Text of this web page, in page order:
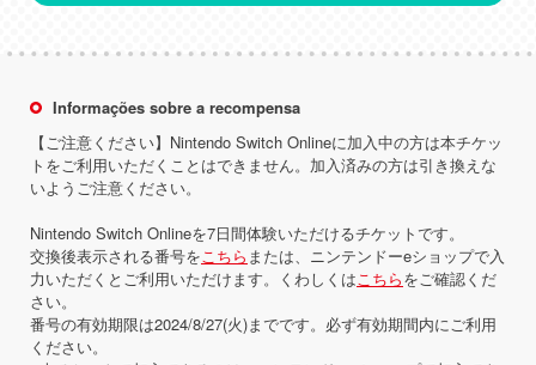
Informações sobre a recompensa
【ご注意ください】Nintendo Switch Onlineに加入中の方は本チケッ
トをご利用いただくことはできません。加入済みの方は引き換えな
いようご注意ください。
Nintendo Switch Onlineを7日間体験いただけるチケットです。
交換後表示される番号をこちら または、ニンテンドーeショップで入
力いただくとご利用いただけます。くわしくはこちらをご確認くだ
さい。
番号の有効期限は2024/8/27(火)までです。必ず有効期間内にご利用
ください。